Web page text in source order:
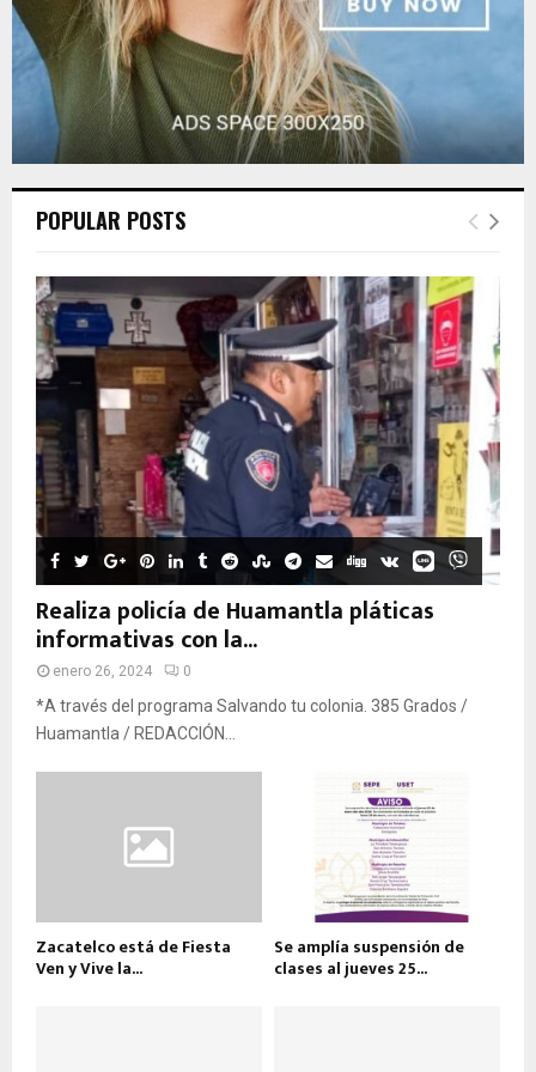
POPULAR POSTS
Realiza policía de Huamantla pláticas
informativas con la...
enero 26, 2024 0
*A través del programa Salvando tu colonia. 385 Grados /
Huamantla / REDACCIÓN...
Zacatelco está de Fiesta
Ven y Vive la...
Se amplía suspensión de
clases al jueves 25...